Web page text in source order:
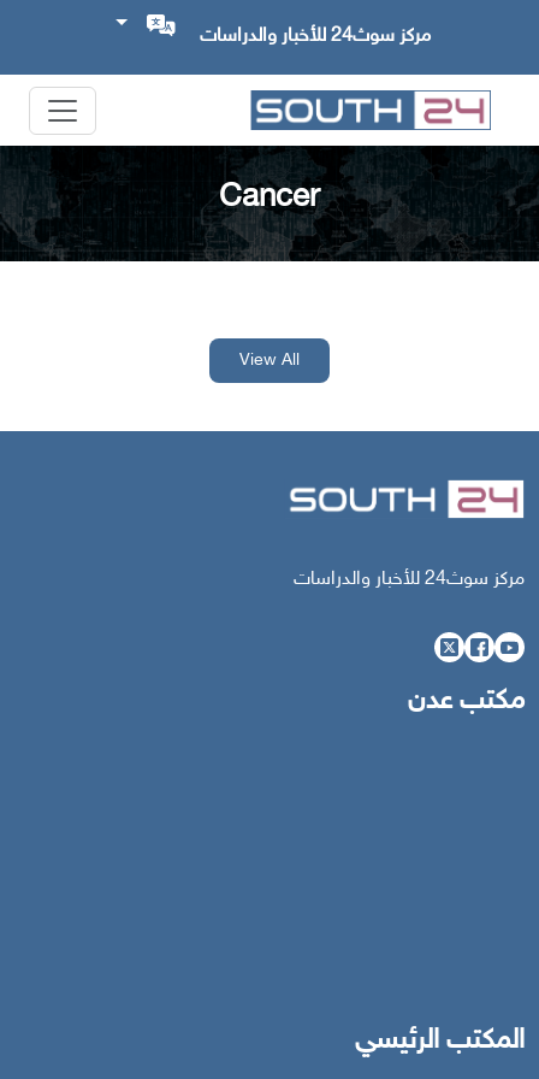
مركز سوث24 للأخبار والدراسات
Cancer
View All
مركز سوث24 للأخبار والدراسات
مكتب عدن
المكتب الرئيسي